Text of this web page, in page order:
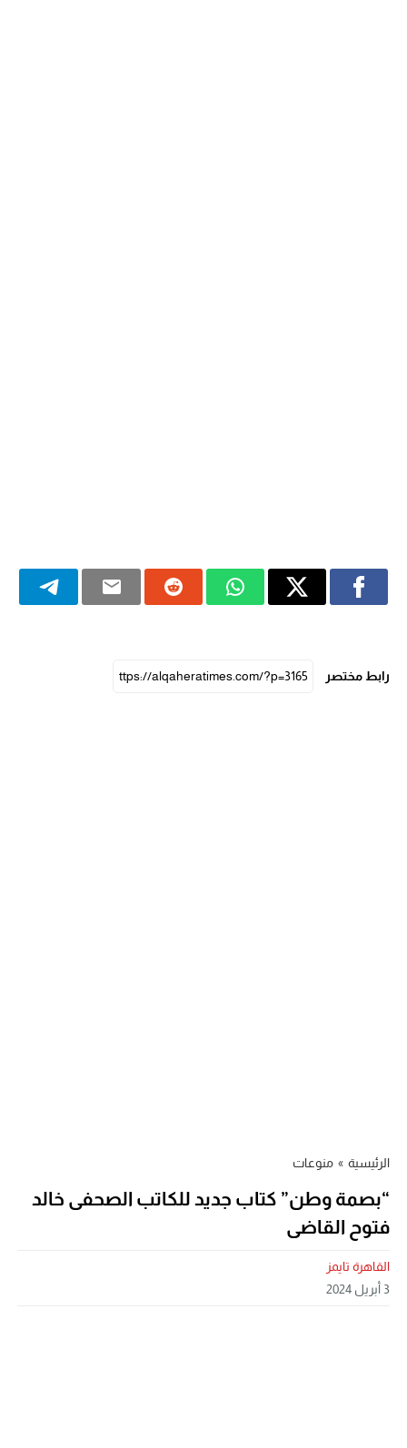
رابط مختصر
الرئيسية » منوعات
“بصمة وطن” كتاب جديد للكاتب الصحفى خالد
فتوح القاضى
القاهرة تايمز
3 أبريل 2024